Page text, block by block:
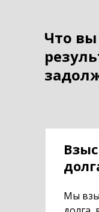
Что
Мы